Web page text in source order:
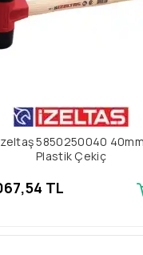
5850250040 40mm
Plastik Çekiç
TL